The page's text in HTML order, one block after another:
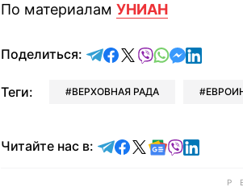
По материалам УНИАН
Поделиться: отправить в Telegram
поделиться в
поделиться в X
отправить в
отправить
Теги: ВЕРХОВНАЯ РАДА
Читайте нас в: Читайте в Telegram
Читайте в
Читайте в X
Читайте в
Читайте